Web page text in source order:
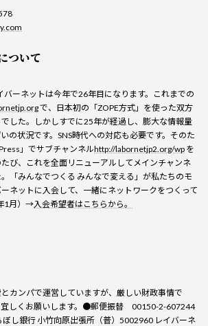
ついて
ーネットは今年で26年目になります。これまでの
で、日本初の「ZOPE方式」を使った双方
した。しかしすでに25年が経過し、膨大な情報量
の状況です。SNS時代への対応も必要です。そのた
」でサブチャンネルhttp://labornetjp2.org/wp を
び、これを全面リニューアルしてメインチャンネ
「みんなでつくる みんなで変える」が私たちのモ
ネットに入会して、一緒にネットワークをつくって
1月）→入会希望者はこちらから。
カンパで運営していますが、厳しい財政事情で
宜しくお願いします。●郵便振替 00150-2-607244
し銀行 小竹向原出張所（普）5002960 レイバーネ